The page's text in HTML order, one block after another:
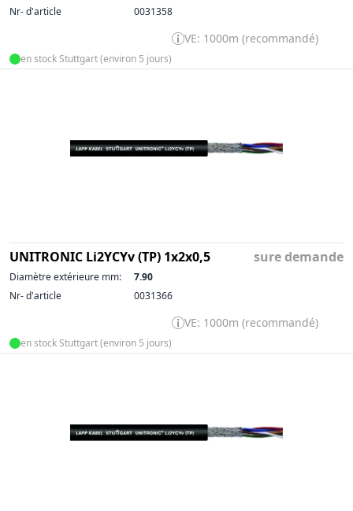
Nr- d'article
0031358
VE: 1000m (recommandé)
en stock Stuttgart (environ 5 jours)
UNITRONIC Li2YCYv (TP) 1x2x0,5 sure demande
Diamètre extérieure mm:
7.90
Nr- d'article
0031366
VE: 1000m (recommandé)
en stock Stuttgart (environ 5 jours)